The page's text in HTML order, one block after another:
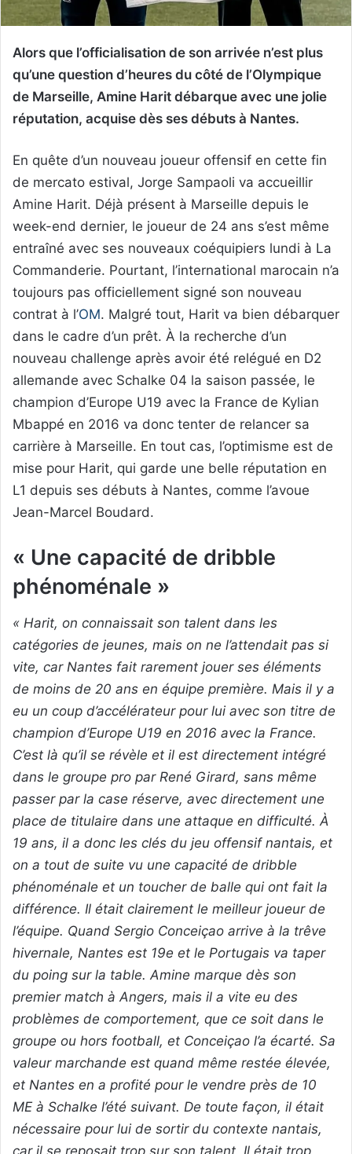
Alors que l’officialisation de son arrivée n’est plus
qu’une question d’heures du côté de l’Olympique
de Marseille, Amine Harit débarque avec une jolie
réputation, acquise dès ses débuts à Nantes.
En quête d’un nouveau joueur offensif en cette fin
de mercato estival, Jorge Sampaoli va accueillir
Amine Harit. Déjà présent à Marseille depuis le
week-end dernier, le joueur de 24 ans s’est même
entraîné avec ses nouveaux coéquipiers lundi à La
Commanderie. Pourtant, l’international marocain n’a
toujours pas officiellement signé son nouveau
contrat à l’OM. Malgré tout, Harit va bien débarquer
dans le cadre d’un prêt. À la recherche d’un
nouveau challenge après avoir été relégué en D2
allemande avec Schalke 04 la saison passée, le
champion d’Europe U19 avec la France de Kylian
Mbappé en 2016 va donc tenter de relancer sa
carrière à Marseille. En tout cas, l’optimisme est de
mise pour Harit, qui garde une belle réputation en
L1 depuis ses débuts à Nantes, comme l’avoue
Jean-Marcel Boudard.
« Une capacité de dribble
phénoménale »
« Harit, on connaissait son talent dans les
catégories de jeunes, mais on ne l’attendait pas si
vite, car Nantes fait rarement jouer ses éléments
de moins de 20 ans en équipe première. Mais il y a
eu un coup d’accélérateur pour lui avec son titre de
champion d’Europe U19 en 2016 avec la France.
C’est là qu’il se révèle et il est directement intégré
dans le groupe pro par René Girard, sans même
passer par la case réserve, avec directement une
place de titulaire dans une attaque en difficulté. À
19 ans, il a donc les clés du jeu offensif nantais, et
on a tout de suite vu une capacité de dribble
phénoménale et un toucher de balle qui ont fait la
différence. Il était clairement le meilleur joueur de
l’équipe. Quand Sergio Conceiçao arrive à la trêve
hivernale, Nantes est 19e et le Portugais va taper
du poing sur la table. Amine marque dès son
premier match à Angers, mais il a vite eu des
problèmes de comportement, que ce soit dans le
groupe ou hors football, et Conceiçao l’a écarté. Sa
valeur marchande est quand même restée élevée,
et Nantes en a profité pour le vendre près de 10
ME à Schalke l’été suivant. De toute façon, il était
nécessaire pour lui de sortir du contexte nantais,
car il se reposait trop sur son talent. Il était trop